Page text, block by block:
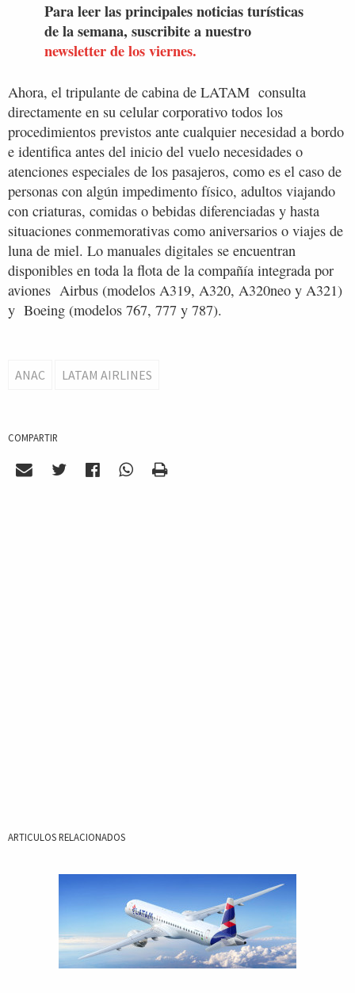
Para leer las principales noticias turísticas
de la semana, suscribite a nuestro
newsletter de los viernes.
Ahora, el tripulante de cabina de LATAM consulta
directamente en su celular corporativo todos los
procedimientos previstos ante cualquier necesidad a bordo
e identifica antes del inicio del vuelo necesidades o
atenciones especiales de los pasajeros, como es el caso de
personas con algún impedimento físico, adultos viajando
con criaturas, comidas o bebidas diferenciadas y hasta
situaciones conmemorativas como aniversarios o viajes de
luna de miel. Lo manuales digitales se encuentran
disponibles en toda la flota de la compañía integrada por
aviones Airbus (modelos A319, A320, A320neo y A321)
y Boeing (modelos 767, 777 y 787).
ANAC LATAM AIRLINES
COMPARTIR
ARTICULOS RELACIONADOS